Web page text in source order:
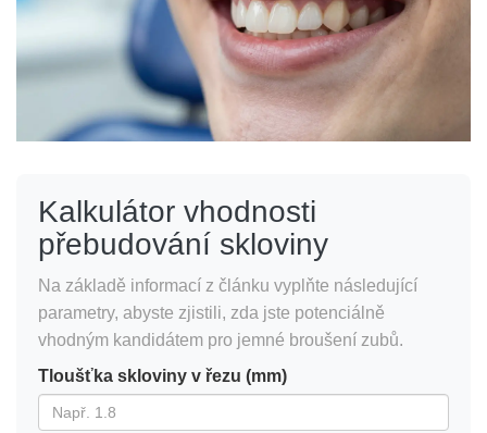
Kalkulátor vhodnosti
přebudování skloviny
Na základě informací z článku vyplňte následující
parametry, abyste zjistili, zda jste potenciálně
vhodným kandidátem pro jemné broušení zubů.
Tloušťka skloviny v řezu (mm)